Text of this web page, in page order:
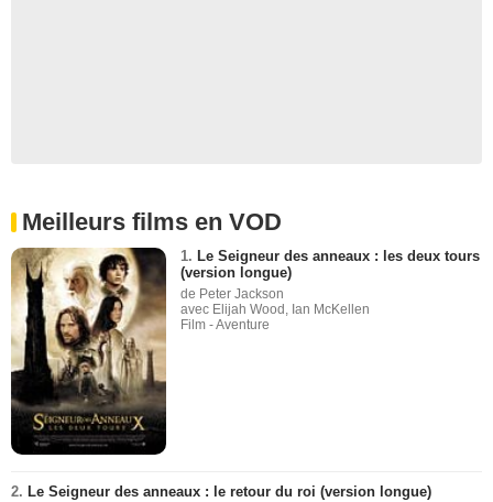
Meilleurs films en VOD
1. Le Seigneur des anneaux : les deux tours
(version longue)
de Peter Jackson
avec Elijah Wood, Ian McKellen
Film - Aventure
2. Le Seigneur des anneaux : le retour du roi (version longue)